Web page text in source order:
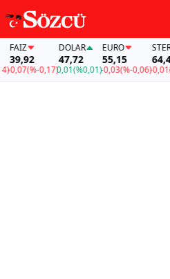
(%-0,17)
DOLAR
47,72
0,01(%0,01)
EURO
55,15
-0,03(%-0,06)
64,41
-0,01